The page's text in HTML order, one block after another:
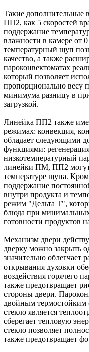
Такие дополнительные
ПП2, как 5 скоростей
поддержание
влажности в камере от
температурный щуп
качество, а также
пароконвектоматах
который позволяет
пропорционально весу
минимума разницу в
загрузкой.
Линейка ПП2 также
режимах: конвекция,
обладает следующими
функциями:
низкотемпературный
линейки ПМ, ПП2 могут
температуре щупа.
поддержание
внутри продукта и
режим "Дельта Т",
блюда при
готовности продуктов
Механизм двери
дверку можно закрыть
значительно облегчает
открывания духовки
воздействия горячего
также предотвращает
стороны двери.
двойным термостойким
стекло является
сберегает тепловую
стекло позволяет
также предотвращает